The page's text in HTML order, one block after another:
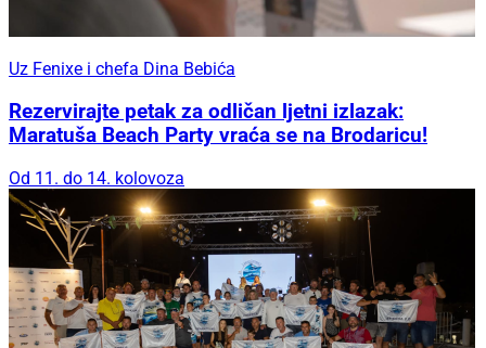
Uz Fenixe i chefa Dina Bebića
Rezervirajte petak za odličan ljetni izlazak:
Maratuša Beach Party vraća se na Brodaricu!
Od 11. do 14. kolovoza